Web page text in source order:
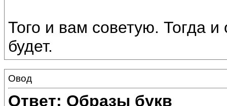
Того и вам советую. Тогда и
будет.
Овод
Ответ: Образы букв